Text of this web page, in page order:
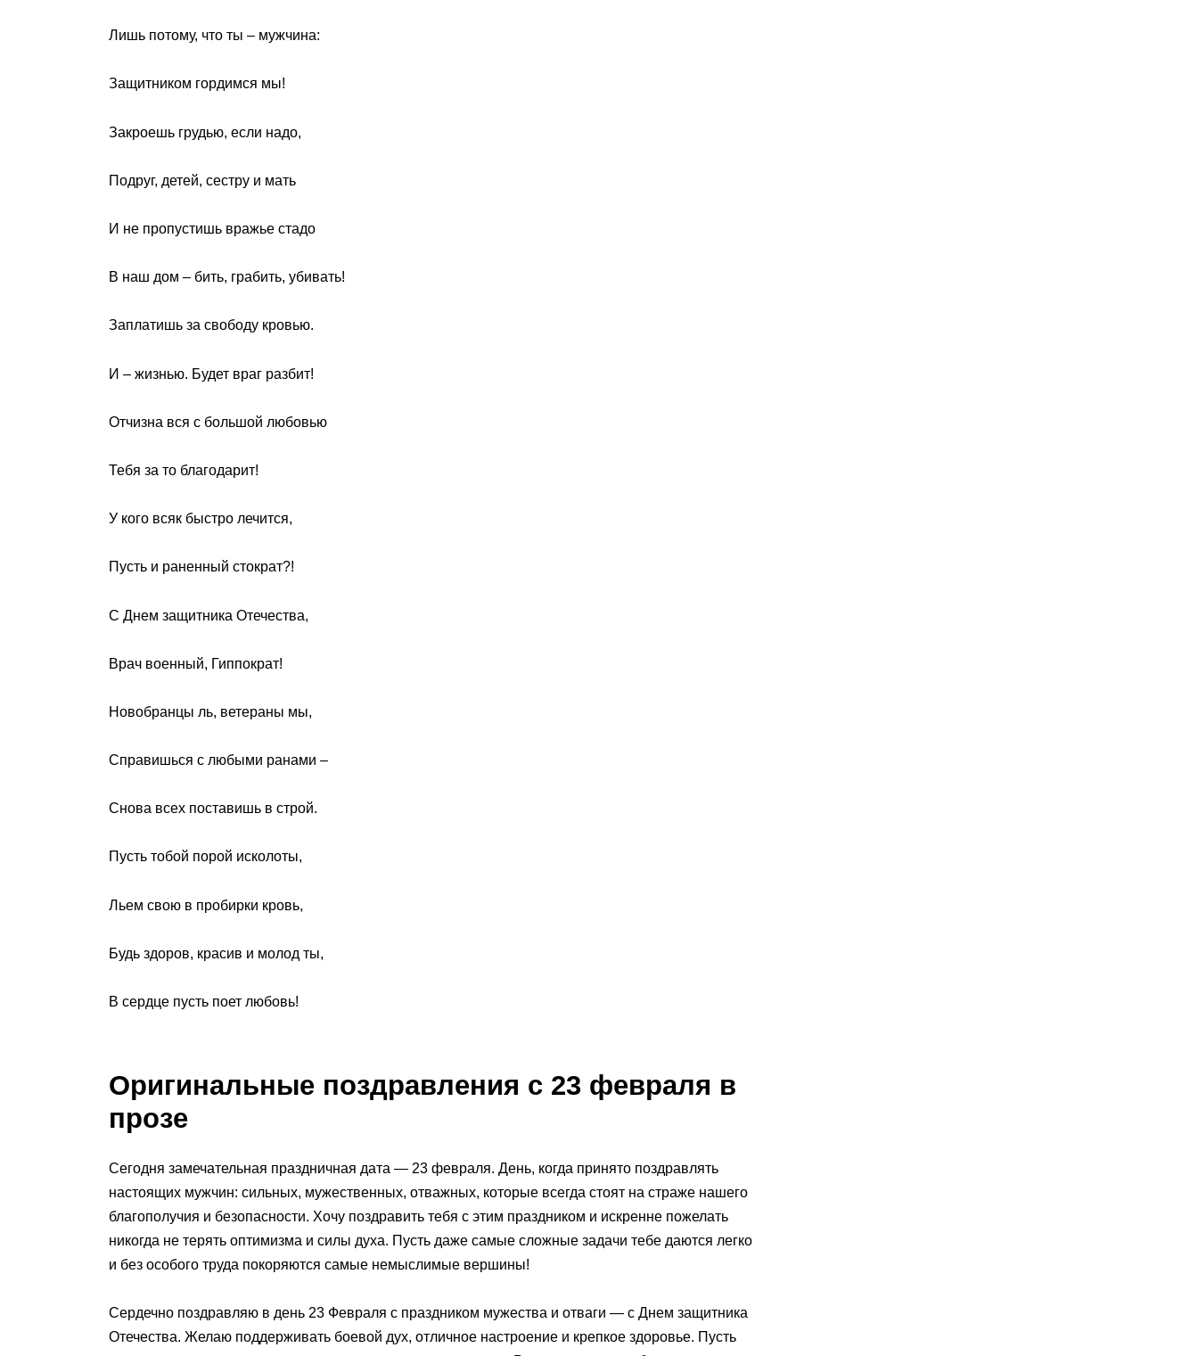
Лишь потому, что ты – мужчина:
Защитником гордимся мы!
Закроешь грудью, если надо,
Подруг, детей, сестру и мать
И не пропустишь вражье стадо
В наш дом – бить, грабить, убивать!
Заплатишь за свободу кровью.
И – жизнью. Будет враг разбит!
Отчизна вся с большой любовью
Тебя за то благодарит!
У кого всяк быстро лечится,
Пусть и раненный стократ?!
С Днем защитника Отечества,
Врач военный, Гиппократ!
Новобранцы ль, ветераны мы,
Справишься с любыми ранами –
Снова всех поставишь в строй.
Пусть тобой порой исколоты,
Льем свою в пробирки кровь,
Будь здоров, красив и молод ты,
В сердце пусть поет любовь!
Оригинальные поздравления с 23 февраля в
прозе
Сегодня замечательная праздничная дата — 23 февраля. День, когда принято поздравлять
настоящих мужчин: сильных, мужественных, отважных, которые всегда стоят на страже нашего
благополучия и безопасности. Хочу поздравить тебя с этим праздником и искренне пожелать
никогда не терять оптимизма и силы духа. Пусть даже самые сложные задачи тебе даются легко
и без особого труда покоряются самые немыслимые вершины!
Сердечно поздравляю в день 23 Февраля с праздником мужества и отваги — с Днем защитника
Отечества. Желаю поддерживать боевой дух, отличное настроение и крепкое здоровье. Пусть